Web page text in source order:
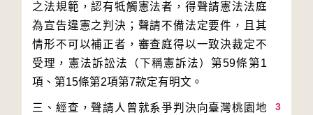
之法規範，認有牴觸憲法者，得聲請憲法法庭
為宣告違憲之判決；聲請不備法定要件，且其
情形不可以補正者，審查庭得以一致決裁定不
受理，憲法訴訟法（下稱憲訴法）第59條第1
3
三、經查，聲請人曾就系爭判決向臺灣桃園地